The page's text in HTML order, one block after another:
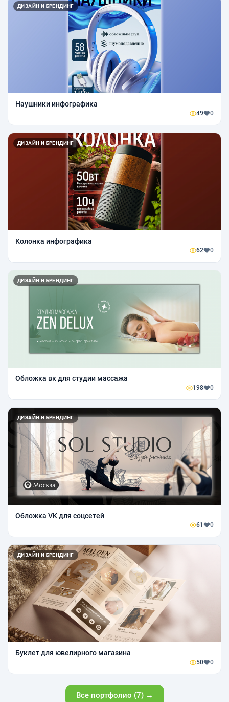
ДИЗАЙН И БРЕНДИНГ
Наушники инфографика
49 0
ДИЗАЙН И БРЕНДИНГ
Колонка инфографика
62 0
ДИЗАЙН И БРЕНДИНГ
Обложка вк для студии массажа
198 0
ДИЗАЙН И БРЕНДИНГ
Обложка VK для соцсетей
61 0
ДИЗАЙН И БРЕНДИНГ
Буклет для ювелирного магазина
50 0
Все портфолио (7) →